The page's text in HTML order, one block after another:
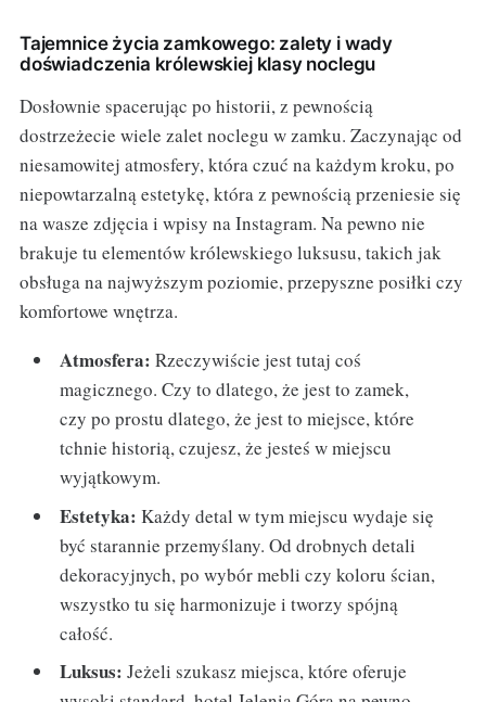
Tajemnice życia zamkowego: zalety i wady
doświadczenia królewskiej klasy noclegu
Dosłownie spacerując po historii, z pewnością
dostrzeżecie wiele zalet noclegu w zamku. Zaczynając od
niesamowitej atmosfery, która czuć na każdym kroku, po
niepowtarzalną estetykę, która z pewnością przeniesie się
na wasze zdjęcia i wpisy na Instagram. Na pewno nie
brakuje tu elementów królewskiego luksusu, takich jak
obsługa na najwyższym poziomie, przepyszne posiłki czy
komfortowe wnętrza.
Atmosfera: Rzeczywiście jest tutaj coś
magicznego. Czy to dlatego, że jest to zamek,
czy po prostu dlatego, że jest to miejsce, które
tchnie historią, czujesz, że jesteś w miejscu
wyjątkowym.
Estetyka: Każdy detal w tym miejscu wydaje się
być starannie przemyślany. Od drobnych detali
dekoracyjnych, po wybór mebli czy koloru ścian,
wszystko tu się harmonizuje i tworzy spójną
całość.
Luksus: Jeżeli szukasz miejsca, które oferuje